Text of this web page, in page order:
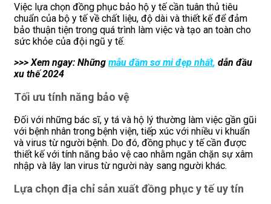
Việc lựa chọn đồng phục bảo hộ y tế cần tuân thủ tiêu
chuẩn của bộ y tế về chất liệu, độ dài và thiết kế để đảm
bảo thuận tiện trong quá trình làm việc và tạo an toàn cho
sức khỏe của đội ngũ y tế.
>>> Xem ngay: Những mẫu đầm sơ mi đẹp nhất, dẫn đầu
xu thế 2024
Tối ưu tính năng bảo vệ
Đối với những bác sĩ, y tá và hộ lý thường làm việc gần gũi
với bệnh nhân trong bệnh viện, tiếp xúc với nhiều vi khuẩn
và virus từ người bệnh. Do đó, đồng phục y tế cần được
thiết kế với tính năng bảo vệ cao nhằm ngăn chặn sự xâm
nhập và lây lan virus từ người này sang người khác.
Lựa chọn địa chỉ sản xuất đồng phục y tế uy tín